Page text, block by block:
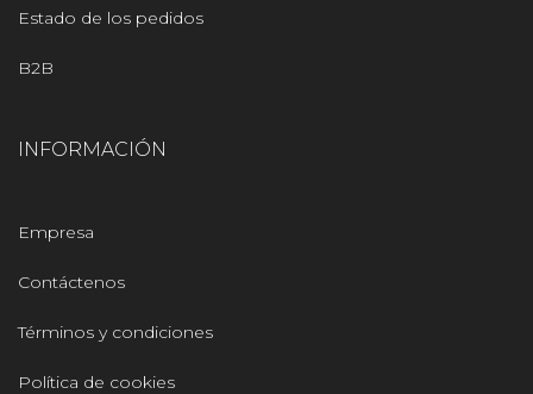
Estado de los pedidos
B2B
INFORMACIÓN
Empresa
Contáctenos
Términos y condiciones
Política de cookies